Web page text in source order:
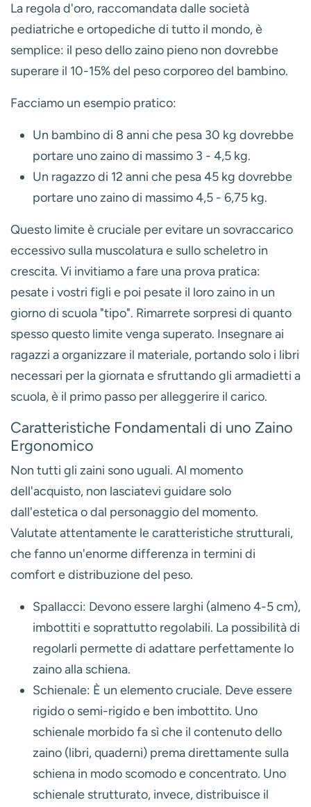
La regola d'oro, raccomandata dalle società
pediatriche e ortopediche di tutto il mondo, è
semplice: il peso dello zaino pieno non dovrebbe
superare il 10-15% del peso corporeo del bambino.
Facciamo un esempio pratico:
Un bambino di 8 anni che pesa 30 kg dovrebbe
portare uno zaino di massimo 3 - 4,5 kg.
Un ragazzo di 12 anni che pesa45 kg dovrebbe
portare uno zaino di massimo4,5 - 6,75 kg.
Questo limite è cruciale per evitare un sovraccarico
eccessivo sulla muscolatura e sullo scheletro in
crescita. Vi invitiamo a fare una prova pratica:
pesate i vostri figli e poi pesate il loro zaino in un
giorno di scuola "tipo". Rimarrete sorpresi di quanto
spesso questo limite venga superato. Insegnare ai
ragazzi a organizzare il materiale, portando solo i libri
necessari per la giornata e sfruttando gli armadietti a
scuola, è il primo passo per alleggerire il carico.
Caratteristiche Fondamentali di uno Zaino
Ergonomico
Non tutti gli zaini sono uguali. Al momento
dell'acquisto, non lasciatevi guidare solo
dall'estetica o dal personaggio del momento.
Valutate attentamente le caratteristiche strutturali,
che fanno un'enorme differenza in termini di
comfort e distribuzione del peso.
Spallacci: Devono essere larghi (almeno 4-5 cm),
imbottiti e soprattutto regolabili. La possibilità di
regolarli permette di adattare perfettamente lo
zaino alla schiena.
Schienale: È un elemento cruciale. Deve essere
rigido o semi-rigido e ben imbottito. Uno
schienale morbido fa sì che il contenuto dello
zaino (libri, quaderni) prema direttamente sulla
schiena in modo scomodo e concentrato. Uno
schienale strutturato, invece, distribuisce il